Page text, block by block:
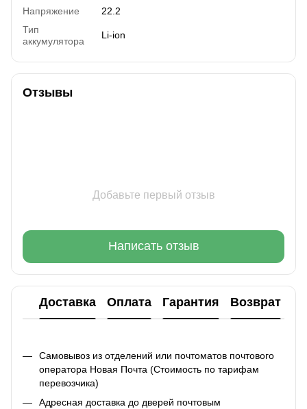
Напряжение
22.2
Тип
аккумулятора
Li-ion
Отзывы
Добавьте первый отзыв
Написать отзыв
Доставка Оплата Гарантия Возврат
Самовывоз из отделений или почтоматов почтового
оператора Новая Почта (Стоимость по тарифам
перевозчика)
Адресная доставка до дверей почтовым